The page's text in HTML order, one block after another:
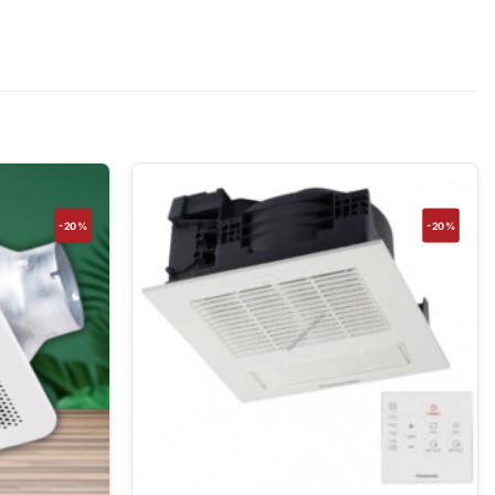
-20% -20%